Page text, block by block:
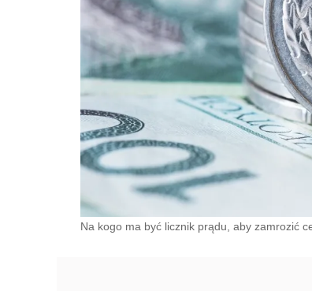
Na kogo ma być licznik prądu, aby zamrozić